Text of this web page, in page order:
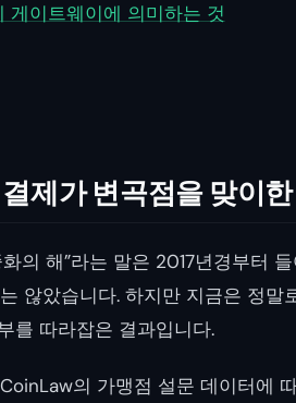
게이트웨이에 의미하는 것
제가 변곡점을 맞이
의 해”라는 말은 2017년경부터
않았습니다. 하지만 지금은 정말
를 따라잡은 결과입니다.
의 가맹점 설문 데이터에